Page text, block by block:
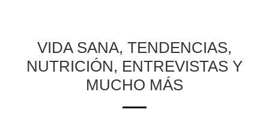
VIDA SANA, TENDENCIAS,
NUTRICIÓN, ENTREVISTAS Y
MUCHO MÁS